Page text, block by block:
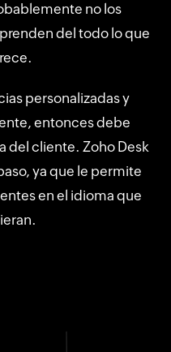
no los
del todo lo que
personalizadas y
entonces debe
del cliente. Zoho Desk
ya que le permite
en el idioma que